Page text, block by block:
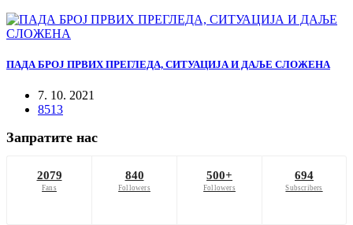
ПАДА БРОЈ ПРВИХ ПРЕГЛЕДА, СИТУАЦИЈА И ДАЉЕ СЛОЖЕНА
7. 10. 2021
8513
Запратите нас
2079
Fans
840
Followers
500+
Followers
694
Subscribers